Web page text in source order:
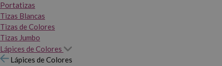
Portatizas
Tizas Blancas
Tizas de Colores
Tizas Jumbo
Lápices de Colores
Lápices de Colores